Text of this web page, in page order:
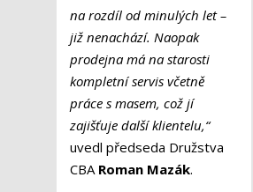
na rozdíl od minulých let –
již nenachází. Naopak
prodejna má na starosti
kompletní servis včetně
práce s masem, což jí
zajišťuje další klientelu,“
uvedl předseda Družstva
CBA Roman Mazák.